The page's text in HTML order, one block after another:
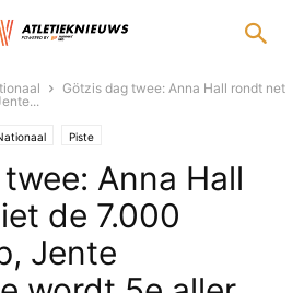
Götzis dag twee: Anna Hall rondt net
Piste
Anna Hall
de 7.000
Jente